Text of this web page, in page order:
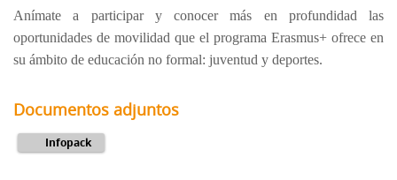
Anímate a participar y conocer más en profundidad las
oportunidades de movilidad que el programa Erasmus+ ofrece en
su ámbito de educación no formal: juventud y deportes.
Documentos adjuntos
Infopack